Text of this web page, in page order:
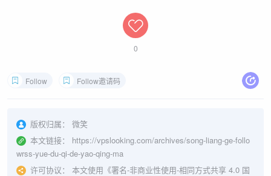
0
Follow Follow邀请码
版权归属：
微笑
本文链接：
https://vpslooking.com/archives/song-liang-ge-follo
wrss-yue-du-qi-de-yao-qing-ma
许可协议：
本文使用《署名-非商业性使用-相同方式共享 4.0 国